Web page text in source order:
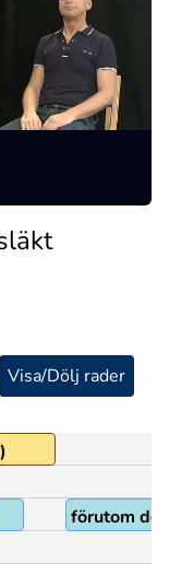
Visa/Dölj rader
förutom